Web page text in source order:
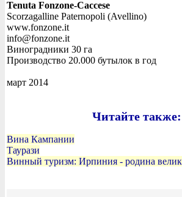
Tenuta Fonzone-Caccese
Scorzagalline Paternopoli (Avellino)
www.fonzone.it
info@fonzone.it
Виноградники 30 га
Производство 20.000 бутылок в год
март 2014
Читайте также:
Вина Кампании
Таурази
Винный туризм: Ирпиния - родина